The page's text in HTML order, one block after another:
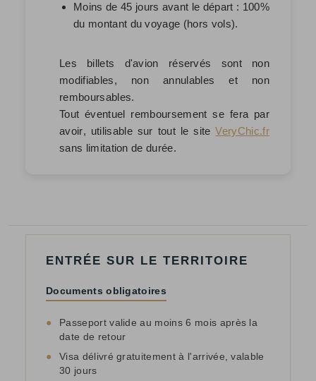
Moins de 45 jours avant le départ : 100%
du montant du voyage (hors vols).
Les billets d'avion réservés sont non
modifiables, non annulables et non
remboursables.
Tout éventuel remboursement se fera par
avoir, utilisable sur tout le siteVeryChic.fr
sans limitation de durée.
ENTRÉE SUR LE TERRITOIRE
Documents obligatoires
●
Passeport valide au moins 6 mois après la
date de retour
●
Visa délivré gratuitement à l'arrivée, valable
30 jours